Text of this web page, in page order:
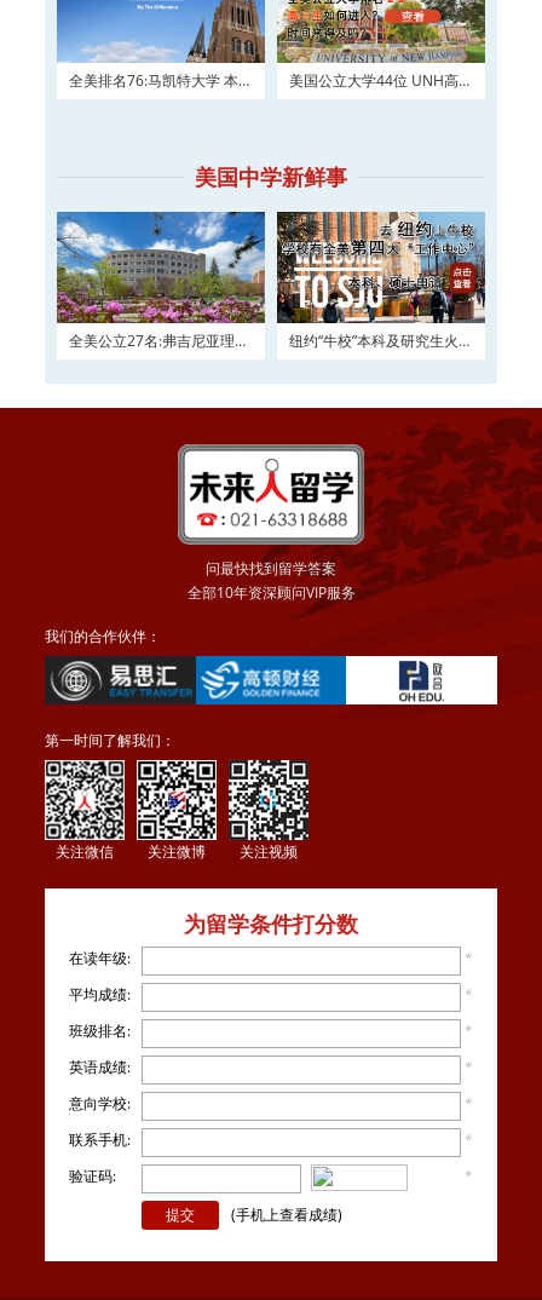
全美排名76:马凯特大学 本科
美国公立大学44位 UNH高三
美国中学新鲜事
全美公立27名:弗吉尼亚理工
纽约“牛校”本科及研究生火热
问最快找到留学答案
全部10年资深顾问VIP服务
我们的合作伙伴：
第一时间了解我们：
关注微信 关注微博 关注视频
为留学条件打分数
在读年级:
*
平均成绩:
*
班级排名:
*
英语成绩:
*
意向学校:
*
联系手机:
*
验证码:
*
(手机上查看成绩)